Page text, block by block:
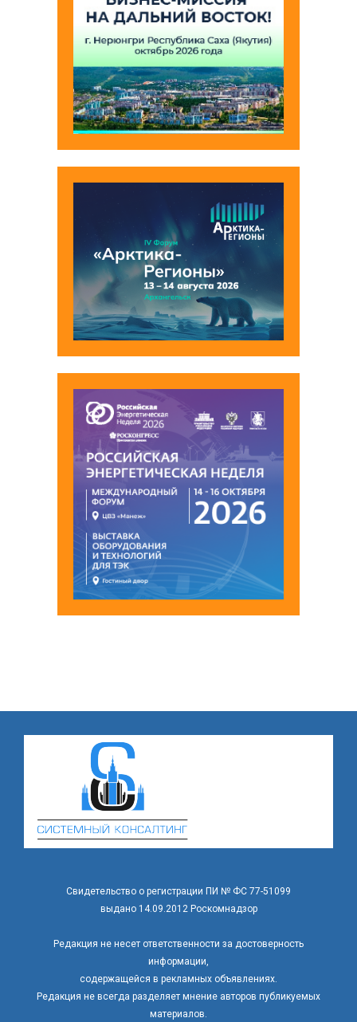
Свидетельство о регистрации ПИ № ФС 77-51099
выдано 14.09.2012 Роскомнадзор
Редакция не несет ответственности за достоверность
информации,
содержащейся в рекламных объявлениях.
Редакция не всегда разделяет мнение авторов публикуемых
материалов.